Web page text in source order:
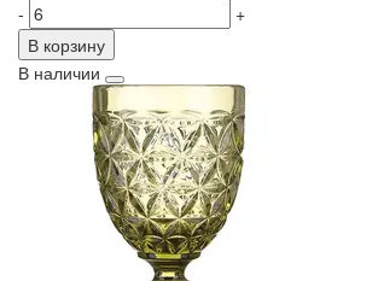
-
+
В корзину
В наличии